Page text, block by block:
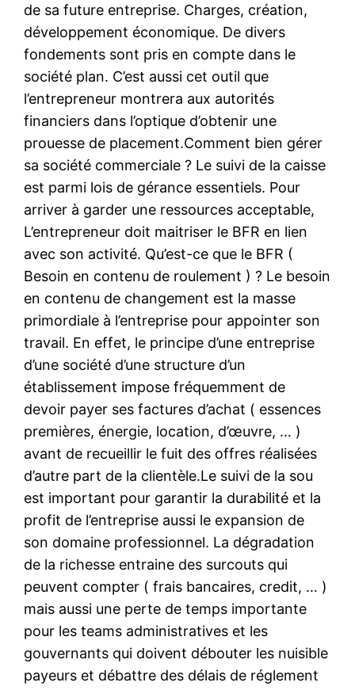
de sa future entreprise. Charges, création,
développement économique. De divers
fondements sont pris en compte dans le
société plan. C’est aussi cet outil que
l’entrepreneur montrera aux autorités
financiers dans l’optique d’obtenir une
prouesse de placement.Comment bien gérer
sa société commerciale ? Le suivi de la caisse
est parmi lois de gérance essentiels. Pour
arriver à garder une ressources acceptable,
L’entrepreneur doit maitriser le BFR en lien
avec son activité. Qu’est-ce que le BFR (
Besoin en contenu de roulement ) ? Le besoin
en contenu de changement est la masse
primordiale à l’entreprise pour appointer son
travail. En effet, le principe d’une entreprise
d’une société d’une structure d’un
établissement impose fréquemment de
devoir payer ses factures d’achat ( essences
premières, énergie, location, d’œuvre, … )
avant de recueillir le fuit des offres réalisées
d’autre part de la clientèle.Le suivi de la sou
est important pour garantir la durabilité et la
profit de l’entreprise aussi le expansion de
son domaine professionnel. La dégradation
de la richesse entraine des surcouts qui
peuvent compter ( frais bancaires, credit, … )
mais aussi une perte de temps importante
pour les teams administratives et les
gouvernants qui doivent débouter les nuisible
payeurs et débattre des délais de réglement